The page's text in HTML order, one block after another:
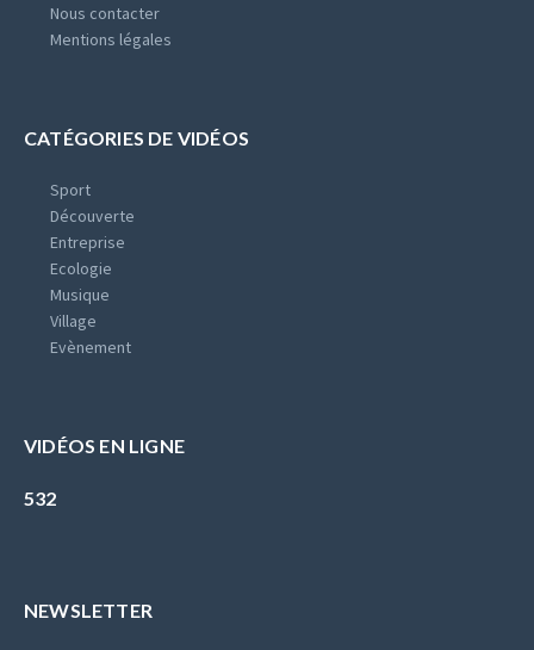
Nous contacter
Mentions légales
CATÉGORIES DE VIDÉOS
Sport
Découverte
Entreprise
Ecologie
Musique
Village
Evènement
VIDÉOS EN LIGNE
532
NEWSLETTER